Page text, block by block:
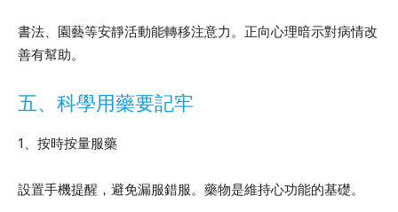
書法、園藝等安靜活動能轉移注意力。正向心理暗示對病情改
善有幫助。
五、科學用藥要記牢
1、按時按量服藥
設置手機提醒，避免漏服錯服。藥物是維持心功能的基礎。